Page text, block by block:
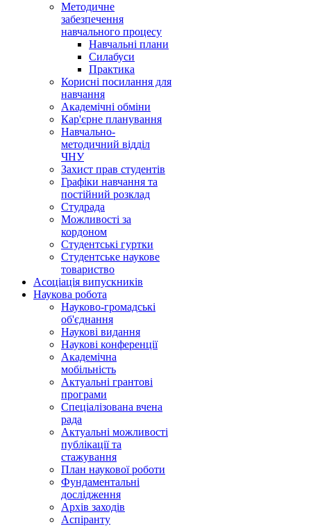
Методичне
забезпечення
навчального процесу
Навчальні плани
Силабуси
Практика
Корисні посилання для
навчання
Академічні обміни
Кар'єрне планування
Навчально-
методичний відділ
ЧНУ
Захист прав студентів
Графіки навчання та
постійний розклад
Студрада
Можливості за
кордоном
Студентські гуртки
Студентське наукове
товариство
Асоціація випускників
Наукова робота
Науково-громадські
об'єднання
Наукові видання
Наукові конференції
Академічна
мобільність
Актуальні грантові
програми
Спеціалізована вчена
рада
Актуальні можливості
публікації та
стажування
План наукової роботи
Фундаментальні
дослідження
Архів заходів
Аспіранту